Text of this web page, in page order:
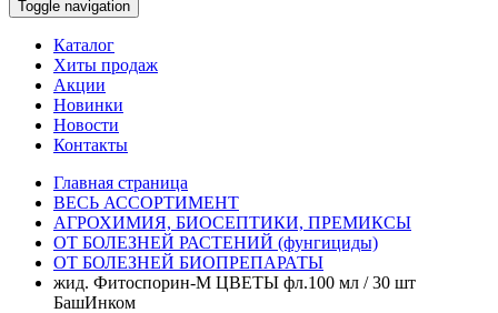
Toggle navigation
Каталог
Хиты продаж
Акции
Новинки
Новости
Контакты
Главная страница
ВЕСЬ АССОРТИМЕНТ
АГРОХИМИЯ, БИОСЕПТИКИ, ПРЕМИКСЫ
ОТ БОЛЕЗНЕЙ РАСТЕНИЙ (фунгициды)
ОТ БОЛЕЗНЕЙ БИОПРЕПАРАТЫ
жид. Фитоспорин-М ЦВЕТЫ фл.100 мл / 30 шт
БашИнком